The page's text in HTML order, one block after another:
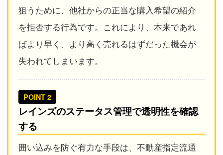
狙うために、他社からの正当な購入希望の紹介
を拒否する行為です。これにより、本来であれ
ばより早く、より高く売れるはずだった機会が
失われてしまいます。
POINT 2
レインズのステータス管理で透明性を確認
する
囲い込みを防ぐ有力な手段は、不動産指定流通